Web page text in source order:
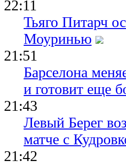
22:11
Тьяго Питарч
Моуринью
21:51
Барселона
и готовит еще
21:43
Левый Берег
матче с
21:42